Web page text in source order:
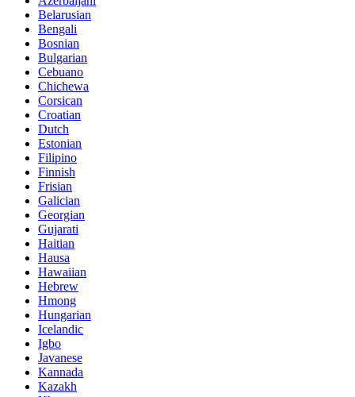
Belarusian
Bengali
Bosnian
Bulgarian
Cebuano
Chichewa
Corsican
Croatian
Dutch
Estonian
Filipino
Finnish
Frisian
Galician
Georgian
Gujarati
Haitian
Hausa
Hawaiian
Hebrew
Hmong
Hungarian
Icelandic
Igbo
Javanese
Kannada
Kazakh